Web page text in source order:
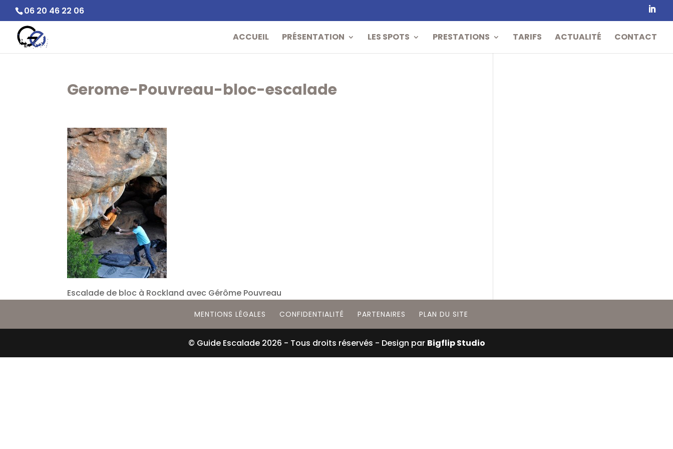
06 20 46 22 06
ACCUEIL PRÉSENTATION LES SPOTS PRESTATIONS TARIFS ACTUALITÉ CONTACT
Gerome-Pouvreau-bloc-escalade
Escalade de bloc à Rockland avec Gérôme Pouvreau
MENTIONS LÉGALES CONFIDENTIALITÉ PARTENAIRES PLAN DU SITE
© Guide Escalade 2026 - Tous droits réservés - Design par Bigflip Studio